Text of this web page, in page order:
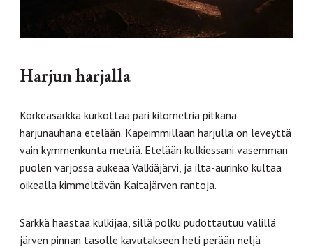
Harjun harjalla
Korkeasärkkä kurkottaa pari kilometriä pitkänä
harjunauhana etelään. Kapeimmillaan harjulla on leveyttä
vain kymmenkunta metriä. Etelään kulkiessani vasemman
puolen varjossa aukeaa Valkiäjärvi, ja ilta-aurinko kultaa
oikealla kimmeltävän Kaitajärven rantoja.
Särkkä haastaa kulkijaa, sillä polku pudottautuu välillä
järven pinnan tasolle kavutakseen heti perään neljä